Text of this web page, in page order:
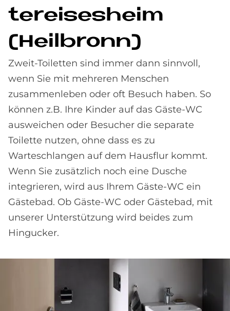
ter­eises­heim
(Heil­bronn)
Zweit-Toiletten sind immer dann sinnvoll,
wenn Sie mit mehreren Menschen
zusammenleben oder oft Besuch haben. So
können z.B. Ihre Kinder auf das Gäste-WC
ausweichen oder Besucher die separate
Toilette nutzen, ohne dass es zu
Warteschlangen auf dem Hausflur kommt.
Wenn Sie zusätzlich noch eine Dusche
integrieren, wird aus Ihrem Gäste-WC ein
Gästebad. Ob Gäste-WC oder Gästebad, mit
unserer Unterstützung wird beides zum
Hingucker.